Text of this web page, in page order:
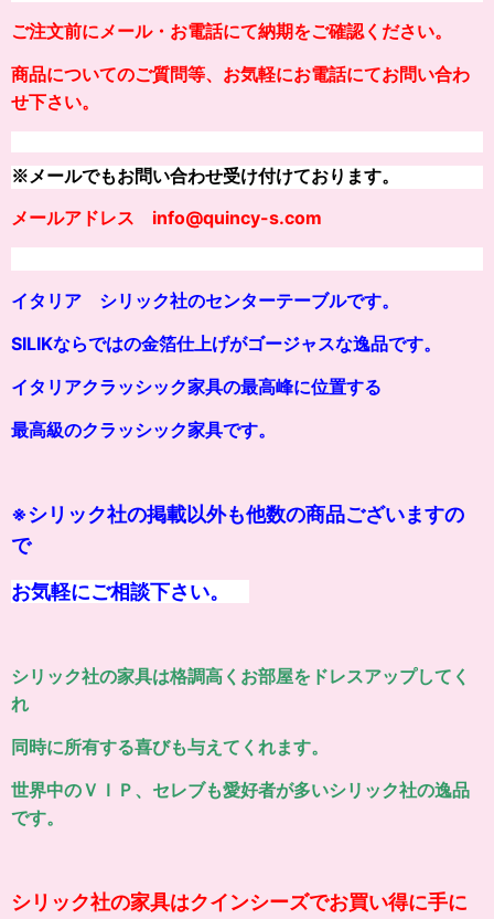
ご注文前にメール・お電話にて納期をご確認ください。
商品についてのご質問等、お気軽にお電話にてお問い合わ
せ下さい。
※メールでもお問い合わせ受け付けております。
メールアドレス info@quincy-s.com
イタリア シリック社のセンターテーブルです。
SILIKならではの金箔仕上げがゴージャスな逸品です。
イタリアクラッシック家具の最高峰に位置する
最高級のクラッシック家具です。
※シリック社の掲載以外も他数の商品ございますの
で
お気軽にご相談下さい。
シリック社の家具は格調高くお部屋をドレスアップしてく
れ
同時に所有する喜びも与えてくれます。
世界中のＶＩＰ、セレブも愛好者が多いシリック社の逸品
です。
シリック社の家具はクインシーズでお買い得に手に